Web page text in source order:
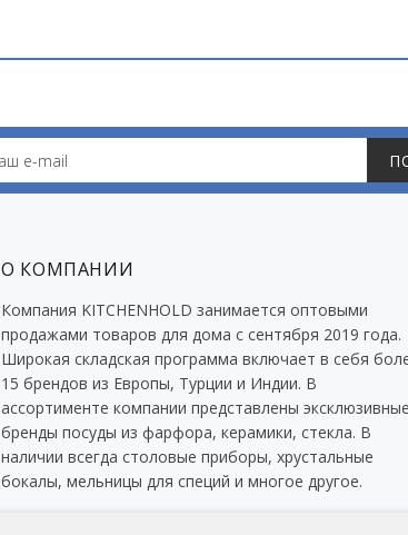
О КОМПАНИИ
Компания KITCHENHOLD занимается оптовыми
продажами товаров для дома с сентября 2019 года.
Широкая складская программа включает в себя
15 брендов из Европы, Турции и Индии. В
ассортименте компании представлены эксклюзивные
бренды посуды из фарфора, керамики, стекла. В
наличии всегда столовые приборы, хрустальные
бокалы, мельницы для специй и многое другое.